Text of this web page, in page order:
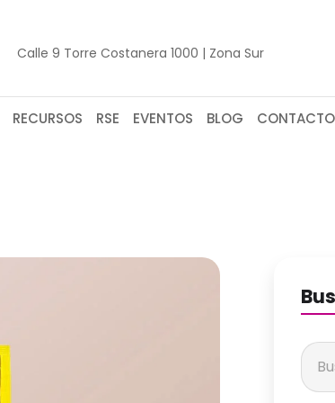
Calle 9 Torre Costanera 1000 | Zona Sur
RECURSOS RSE EVENTOS BLOG CONTACTO